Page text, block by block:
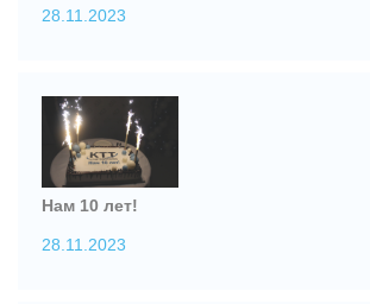
28.11.2023
Нам 10 лет!
28.11.2023